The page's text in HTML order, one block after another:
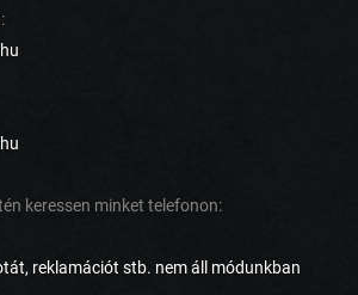
keressen minket telefonon:
reklamációt stb. nem áll módunkban